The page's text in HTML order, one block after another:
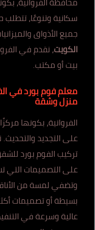
سكانية وتنوعًا، تتطلب
جميع الأذواق
الكويت، نقدم في
بيت أو مكتب.
معلم فوم بورد في
منزل وشقة
الفروانية، بكونها
على التجديد
تركيب الفوم بورد
على التصميمات التي
وتضفي لمسة من
بسيطة أو تصميمات
عالية وسرعة في